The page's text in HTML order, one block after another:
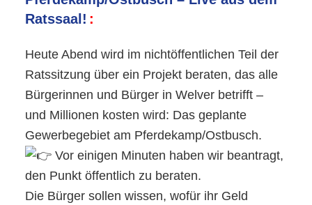
Ratssaal!
Heute Abend wird im nichtöffentlichen Teil der
Ratssitzung über ein Projekt beraten, das alle
Bürgerinnen und Bürger in Welver betrifft –
und Millionen kosten wird: Das geplante
Gewerbegebiet am Pferdekamp/Ostbusch.
Vor einigen Minuten haben wir beantragt,
den Punkt öffentlich zu beraten.
Die Bürger sollen wissen, wofür ihr Geld